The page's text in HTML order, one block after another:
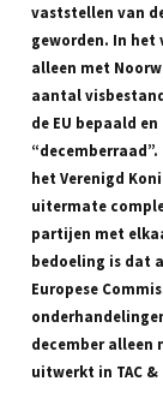
vaststellen van
geworden. In het
alleen met
aantal
de EU bepaald
het Verenigd
uitermate
partijen met
bedoeling is dat
Europese
december alleen
uitwerkt in TAC